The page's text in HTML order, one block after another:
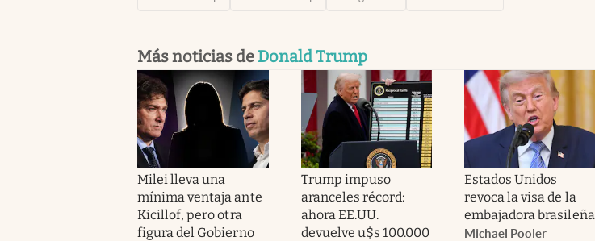
Más noticias de Donald Trump
Milei lleva una
mínima ventaja ante
Kicillof, pero otra
figura del Gobierno
Trump impuso
aranceles récord:
ahora EE.UU.
devuelve u$s 100.000
Estados Unidos
revoca la visa de la
embajadora brasileña
Michael Pooler